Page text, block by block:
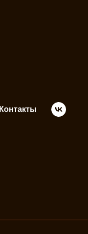
Контакты